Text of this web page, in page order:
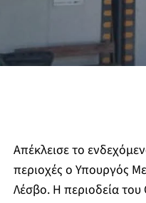
Απέκλεισε το
περιοχές ο Υπουργός
Λέσβο. Η περιοδεία